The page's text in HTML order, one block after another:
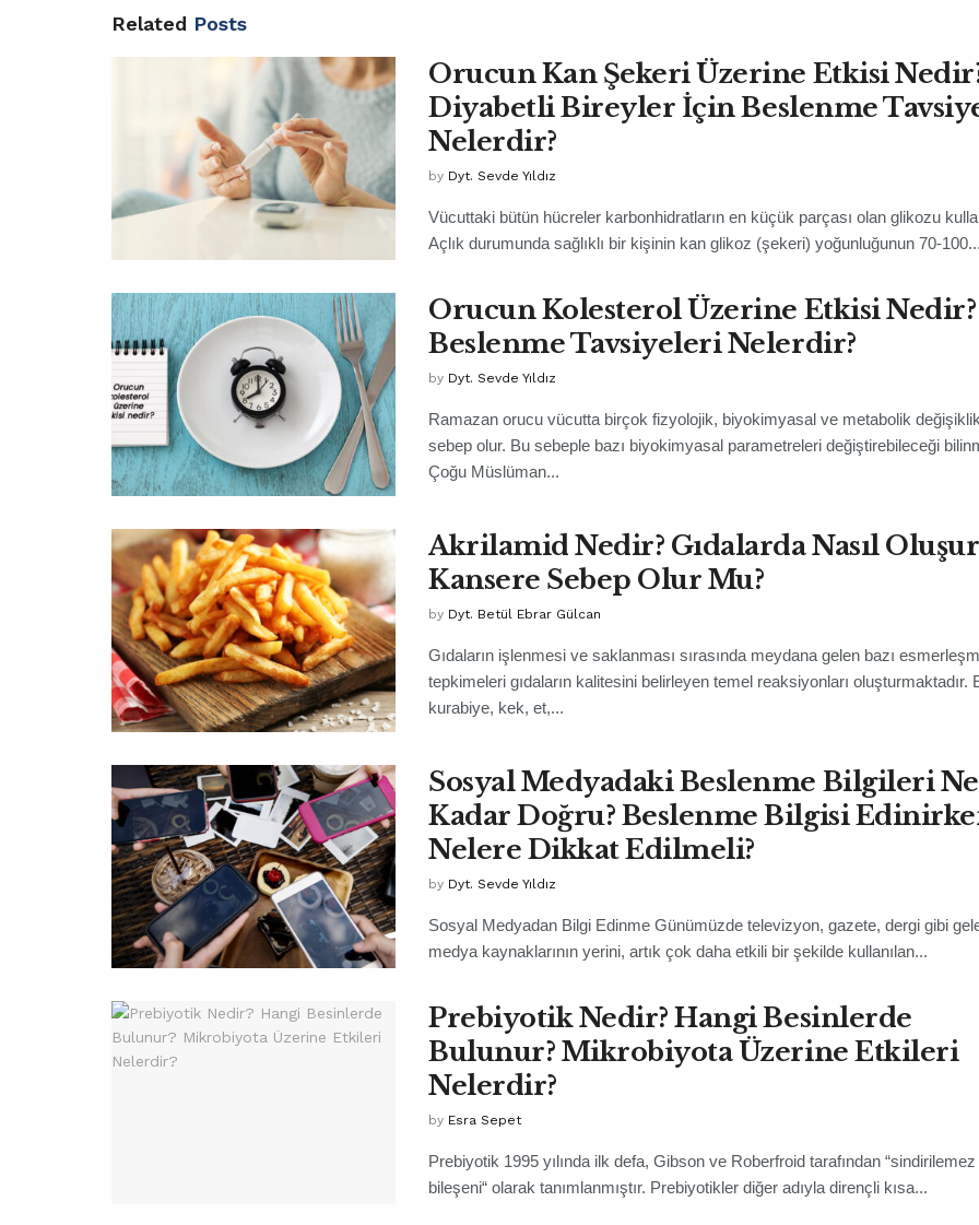
Related Posts
Orucun Kan Şekeri Üzerine Etkisi
Diyabetli Bireyler İçin Beslenme
Nelerdir?
by Dyt. Sevde Yıldız
Vücuttaki bütün hücreler karbonhidratların en küçük parçası olan glikozu
Açlık durumunda sağlıklı bir kişinin kan glikoz (şekeri) yoğunluğunun 70-100...
Orucun Kolesterol Üzerine Etkisi Nedir?
Beslenme Tavsiyeleri Nelerdir?
by Dyt. Sevde Yıldız
Ramazan orucu vücutta birçok fizyolojik, biyokimyasal ve metabolik
sebep olur. Bu sebeple bazı biyokimyasal parametreleri değiştirebileceği
Çoğu Müslüman...
Akrilamid Nedir? Gıdalarda Nasıl
Kansere Sebep Olur Mu?
by Dyt. Betül Ebrar Gülcan
Gıdaların işlenmesi ve saklanması sırasında meydana gelen bazı
tepkimeleri gıdaların kalitesini belirleyen temel reaksiyonları oluşturmaktadır.
kurabiye, kek, et,...
Sosyal Medyadaki Beslenme Bilgileri Ne
Kadar Doğru? Beslenme Bilgisi
Nelere Dikkat Edilmeli?
by Dyt. Sevde Yıldız
Sosyal Medyadan Bilgi Edinme Günümüzde televizyon, gazete, dergi gibi
medya kaynaklarının yerini, artık çok daha etkili bir şekilde kullanılan...
Prebiyotik Nedir? Hangi Besinlerde
Bulunur? Mikrobiyota Üzerine Etkileri
Nelerdir?
by Esra Sepet
Prebiyotik 1995 yılında ilk defa, Gibson ve Roberfroid tarafından “sindirilemez
bileşeni“ olarak tanımlanmıştır. Prebiyotikler diğer adıyla dirençli kısa...